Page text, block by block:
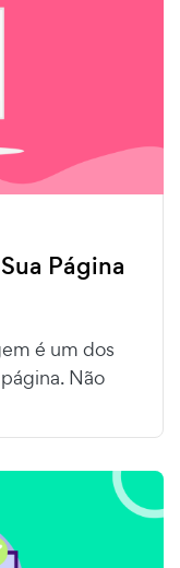
Página
é um dos
Não